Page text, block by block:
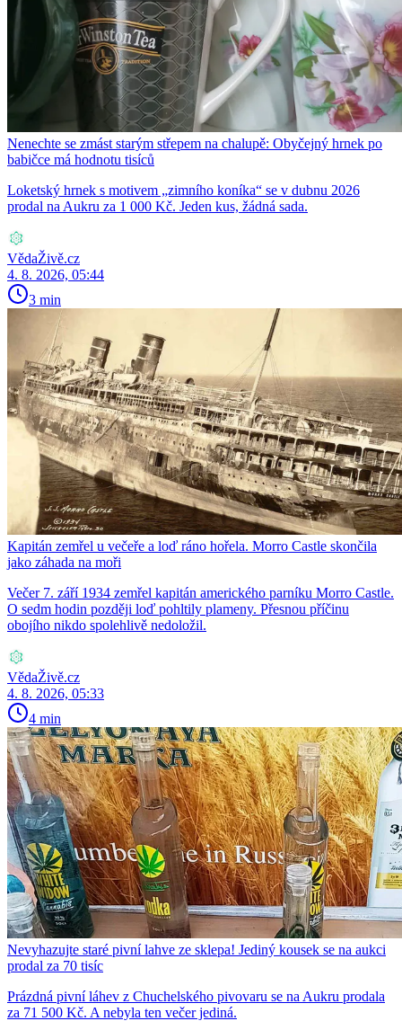
Nenechte se zmást starým střepem na chalupě: Obyčejný hrnek po
babičce má hodnotu tisíců
Loketský hrnek s motivem „zimního koníka“ se v dubnu 2026
prodal na Aukru za 1 000 Kč. Jeden kus, žádná sada.
VědaŽivě.cz
4. 8. 2026, 05:44
3 min
Kapitán zemřel u večeře a loď ráno hořela. Morro Castle skončila
jako záhada na moři
Večer 7. září 1934 zemřel kapitán amerického parníku Morro Castle.
O sedm hodin později loď pohltily plameny. Přesnou příčinu
obojího nikdo spolehlivě nedoložil.
VědaŽivě.cz
4. 8. 2026, 05:33
4 min
Nevyhazujte staré pivní lahve ze sklepa! Jediný kousek se na aukci
prodal za 70 tisíc
Prázdná pivní láhev z Chuchelského pivovaru se na Aukru prodala
za 71 500 Kč. A nebyla ten večer jediná.